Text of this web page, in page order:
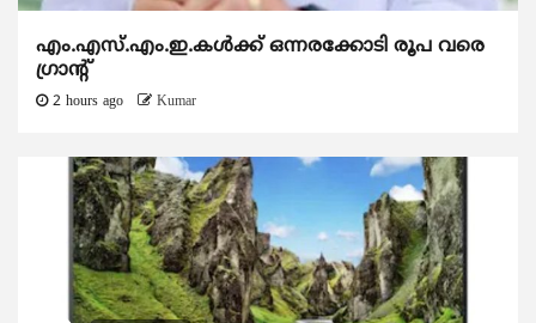
എം.എസ്.എം.ഇ.കൾക്ക് ഒന്നരക്കോടി രൂപ വരെ
ഗ്രാന്റ്
2 hours ago Kumar